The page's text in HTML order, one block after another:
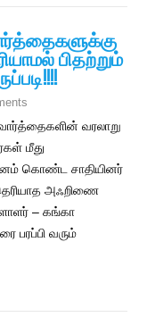
பிதற்றும்
வரலாறு
மீது
கொண்ட சாதியினர்
அஃறிணை
– கங்கா
பரப்பி வரும்